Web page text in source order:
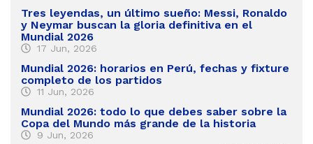
Tres leyendas, un último sueño: Messi, Ronaldo
y Neymar buscan la gloria definitiva en el
Mundial 2026
17 Jun, 2026
Mundial 2026: horarios en Perú, fechas y fixture
completo de los partidos
11 Jun, 2026
Mundial 2026: todo lo que debes saber sobre la
Copa del Mundo más grande de la historia
9 Jun, 2026